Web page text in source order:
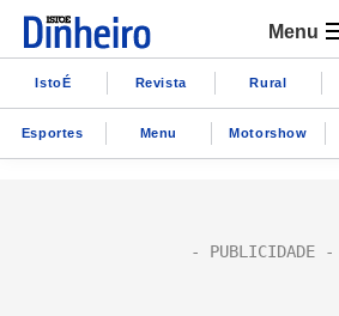
Menu
IstoÉ Revista Rural
Esportes Menu Motorshow